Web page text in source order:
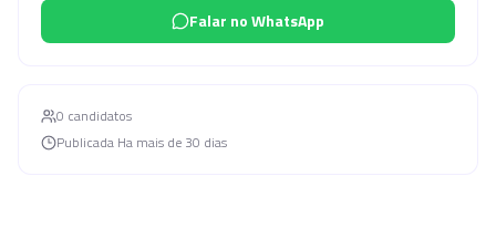
Falar no WhatsApp
0 candidatos
Publicada Ha mais de 30 dias